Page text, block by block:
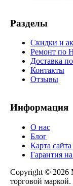
Разделы
Скидки и
Ремонт по
Доставка
Контакты
Отзывы
Информация
О нас
Блог
Карта
Гарантия
Copyright © 2026
торговой